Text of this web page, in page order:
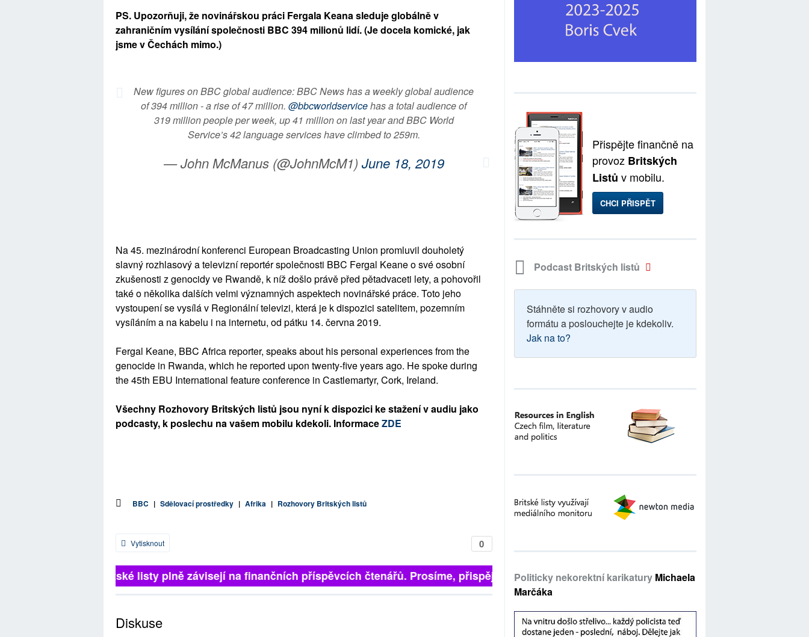
PS. Upozorňuji, že novinářskou práci Fergala Keana sleduje globálně v
zahraničním vysílání společnosti BBC 394 milionů lidí. (Je docela komické, jak
jsme v Čechách mimo.)
New figures on BBC global audience: BBC News has a weekly global audience
of 394 million - a rise of 47 million.@bbcworldservicehas a total audience of
319 million people per week, up 41 million on last year and BBC World
Service’s 42 language services have climbed to 259m.
— John McManus (@JohnMcM1) June 18, 2019
Na 45. mezinárodní konferenci European Broadcasting Union promluvil douholetý
slavný rozhlasový a televizní reportér společnosti BBC Fergal Keane o své osobní
zkušenosti z genocidy ve Rwandě, k níž došlo právě před pětadvaceti lety, a pohovořil
také o několika dalších velmi významných aspektech novinářské práce. Toto jeho
vystoupení se vysílá v Regionální televizi, která je k dispozici satelitem, pozemním
vysíláním a na kabelu i na internetu, od pátku 14. června 2019.
Fergal Keane, BBC Africa reporter, speaks about his personal experiences from the
genocide in Rwanda, which he reported upon twenty-five years ago. He spoke during
the 45th EBU International feature conference in Castlemartyr, Cork, Ireland.
Všechny Rozhovory Britských listů jsou nyní k dispozici ke stažení v audiu jako
podcasty, k poslechu na vašem mobilu kdekoli. InformaceZDE
BBC | Sdělovací prostředky | Afrika | Rozhovory Britských listů
0
Vytisknout
Britské listy plně závisejí na finančních příspěvcích čtenářů. Prosíme, přispějte. ➥
Diskuse
Přispějte finančně na
provoz Britských
Listů v mobilu.
CHCI PŘISPĚT
Podcast Britských listů
Stáhněte si rozhovory v audio
formátu a poslouchejte je kdekoliv.
Jak na to?
Politicky nekorektní karikatury Michaela
Marčáka